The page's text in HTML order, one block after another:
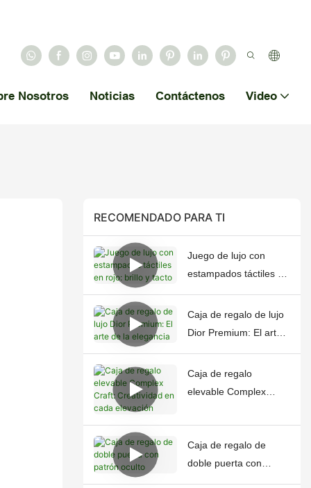
Nosotros Noticias Contáctenos Video
RECOMENDADO PARA TI
Juego de lujo con
estampados táctiles en
rojo: brillo y tacto
Caja de regalo de lujo
Dior Premium: El arte
de la elegancia
Caja de regalo
elevable Complex
cada elevación
Caja de regalo de
doble puerta con
patrón oculto